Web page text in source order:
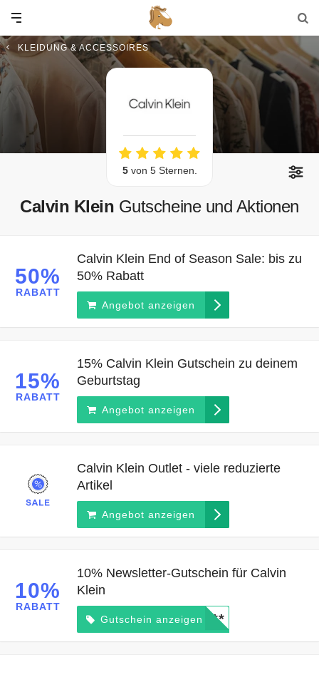
KLEIDUNG & ACCESSOIRES
5von 5 Sternen.
Calvin Klein Gutscheine und Aktionen
50%
RABATT
Calvin Klein End of Season Sale: bis zu
50% Rabatt
Angebot anzeigen
15%
RABATT
15% Calvin Klein Gutschein zu deinem
Geburtstag
Angebot anzeigen
Calvin Klein Outlet - viele reduzierte
Artikel
Angebot anzeigen
10%
RABATT
10% Newsletter-Gutschein für Calvin
Klein
Gutschein anzeigen*****